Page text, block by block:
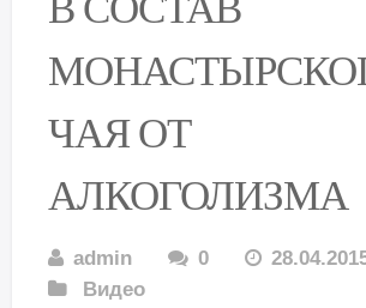
ЧАЯ ОТ
АЛКОГОЛИЗМА
admin 0
Видео